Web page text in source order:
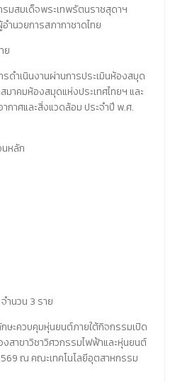
รมสมเด็จพระเทพรัตนราชสุดาฯ
ำนวยการสภากาชาดไทย
ย
ดำเนินงานผ่านการประเมินห้องสมุด
มาคมห้องสมุดแห่งประเทศไทยฯ และ
าศและสิ่งแวดล้อม ประจำปี พ.ศ.
หลัก
ำนวน 3 ราย
กษะควบคุมหุ่นยนต์ภายใต้กิจกรรมเปิด
สาขาวิชาวิศวกรรมไฟฟ้าและหุ่นยนต์
ณ คณะเทคโนโลยีอุตสาหกรรม